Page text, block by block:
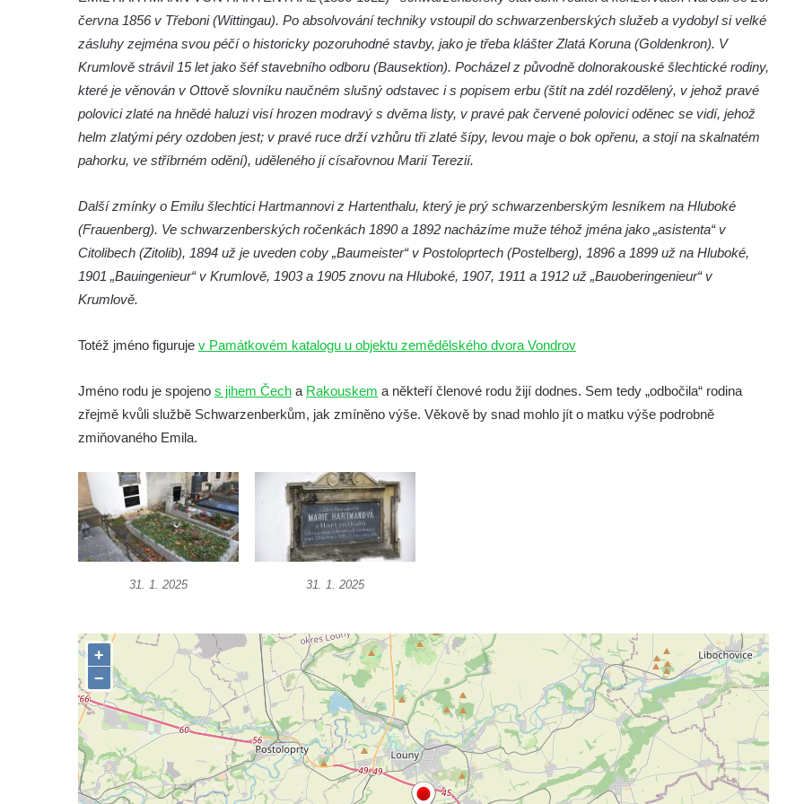
Hrob Jana a Marie Tybytanclových na
hřbitově v Římově
Hrob rodiny Lorenz na hřbitově v Římově
Hrob rodiny Stolle na hřbitově v Dolním
Hrob Josefa Adlera na hřbitově v Dolním
Podluží
Hrob Eduarda Tietzeho na hřbitově v
Dolním Podluží
Podluží
Hrob rodiny Stolle na hřbitově v Horním
Podluží
Horním Podluží
Hrob Václava Valouška na hřbitově v
Račicích
Hrob rodiny Hankovy na hřbitově v Račicích
Hrob Josefa Kolínského na hřbitově v
Hrob Josefa Marka na hřbitově v Račicích
Hrob rodiny Fuxovy na hřbitově v Hostíně u
Vojkovic
Hrob rodiny Kratochvílovy na hřbitově v
Hostíně u Vojkovic
Hrob rodiny Schusterovy na hřbitově v
Hostíně u Vojkovic
června 1856 v Třeboni (Wittingau). Po absolvování techniky vstoupil do schwarzenberských služeb a vydobyl si velké
zásluhy zejména svou péčí o historicky pozoruhodné stavby, jako je třeba klášter Zlatá Koruna (Goldenkron). V
Krumlově strávil 15 let jako šéf stavebního odboru (Bausektion). Pocházel z původně dolnorakouské šlechtické rodiny,
které je věnován v Ottově slovníku naučném slušný odstavec i s popisem erbu (štít na zdél rozdělený, v jehož pravé
polovici zlaté na hnědé haluzi visí hrozen modravý s dvěma listy, v pravé pak červené polovici oděnec se vidí, jehož
helm zlatými péry ozdoben jest; v pravé ruce drží vzhůru tři zlaté šípy, levou maje o bok opřenu, a stojí na skalnatém
pahorku, ve stříbrném odění), uděleného jí císařovnou Marií Terezií.
Další zmínky o Emilu šlechtici Hartmannovi z Hartenthalu, který je prý schwarzenberským lesníkem na Hluboké
(Frauenberg). Ve schwarzenberských ročenkách 1890 a 1892 nacházíme muže téhož jména jako „asistenta“ v
Citolibech (Zitolib), 1894 už je uveden coby „Baumeister“ v Postoloprtech (Postelberg), 1896 a 1899 už na Hluboké,
1901 „Bauingenieur“ v Krumlově, 1903 a 1905 znovu na Hluboké, 1907, 1911 a 1912 už „Bauoberingenieur“ v
Krumlově.
Totéž jméno figuruje v Památkovém katalogu u objektu zemědělského dvora Vondrov
Jméno rodu je spojeno s jihem Čech a Rakouskem a někteří členové rodu žijí dodnes. Sem tedy „odbočila“ rodina
zřejmě kvůli službě Schwarzenberkům, jak zmíněno výše. Věkově by snad mohlo jít o matku výše podrobně
zmiňovaného Emila.
31. 1. 2025 31. 1. 2025